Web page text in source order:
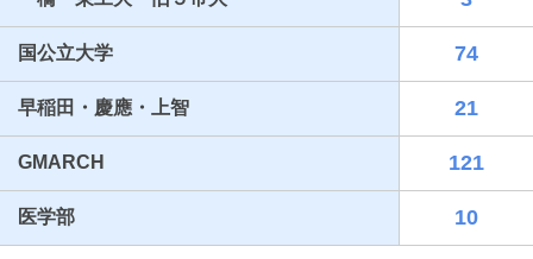
最近見た学校
国公立大学 74
早稲田・慶應・上智 21
GMARCH 121
医学部 10